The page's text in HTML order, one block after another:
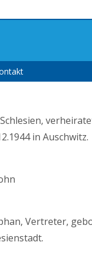
in Auschwitz.
Vertreter,